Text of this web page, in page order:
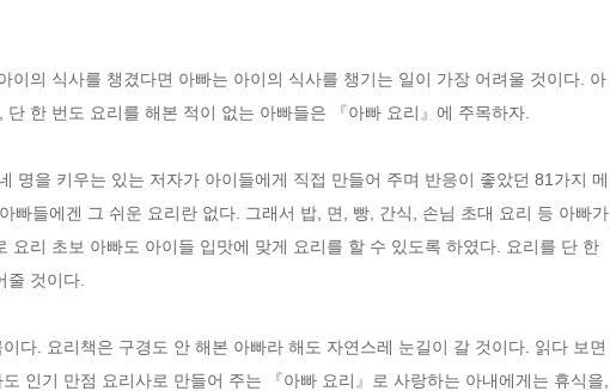
의 식사를 챙겼다면 아빠는 아이의 식사를 챙기는 일이 가장 어려울 것이다. 아
한 번도 요리를 해본 적이 없는 아빠들은 『아빠 요리』에 주목하자.
명을 키우는 있는 저자가 아이들에게 직접 만들어 주며 반응이 좋았던 81가지 메
빠들에겐 그 쉬운 요리란 없다. 그래서 밥, 면, 빵, 간식, 손님 초대 요리 등 아빠가
리 초보 아빠도 아이들 입맛에 맞게 요리를 할 수 있도록 하였다. 요리를 단 한
것이다.
다. 요리책은 구경도 안 해본 아빠라 해도 자연스레 눈길이 갈 것이다. 읽다 보면
인기 만점 요리사로 만들어 주는 『아빠 요리』로 사랑하는 아내에게는 휴식을,